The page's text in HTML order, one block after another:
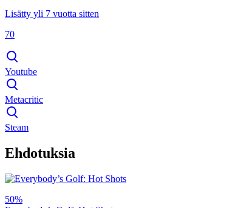
Lisätty yli 7 vuotta sitten
70
Youtube
Metacritic
Steam
Ehdotuksia
50%